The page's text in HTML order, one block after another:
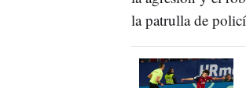
la patrulla de